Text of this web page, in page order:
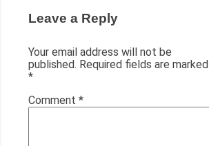
Leave a Reply
Your email address will not be
published. Required fields are marked
*
Comment *